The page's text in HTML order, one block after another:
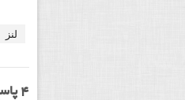
لنز
4